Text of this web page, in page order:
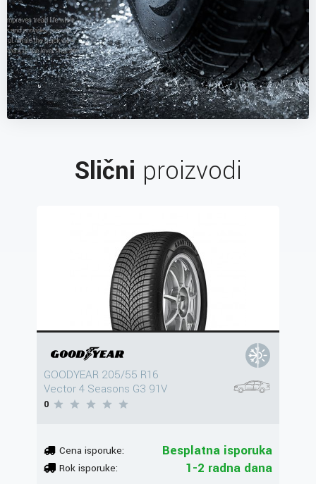
Slični proizvodi
GOODYEAR 205/55 R16
Vector 4 Seasons G3 91V
0
Cena isporuke: Besplatna isporuka
Rok isporuke: 1-2 radna dana